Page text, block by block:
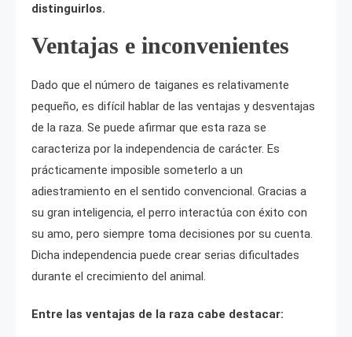
distinguirlos.
Ventajas e inconvenientes
Dado que el número de taiganes es relativamente
pequeño, es difícil hablar de las ventajas y desventajas
de la raza. Se puede afirmar que esta raza se
caracteriza por la independencia de carácter. Es
prácticamente imposible someterlo a un
adiestramiento en el sentido convencional. Gracias a
su gran inteligencia, el perro interactúa con éxito con
su amo, pero siempre toma decisiones por su cuenta.
Dicha independencia puede crear serias dificultades
durante el crecimiento del animal.
Entre las ventajas de la raza cabe destacar: